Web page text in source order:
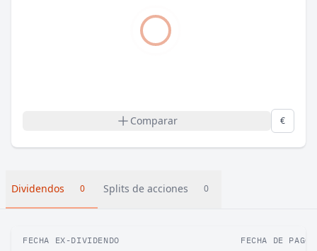
Comparar €
Dividendos 0 Splits de acciones 0
FECHA EX-DIVIDENDO FECHA DE PAGO